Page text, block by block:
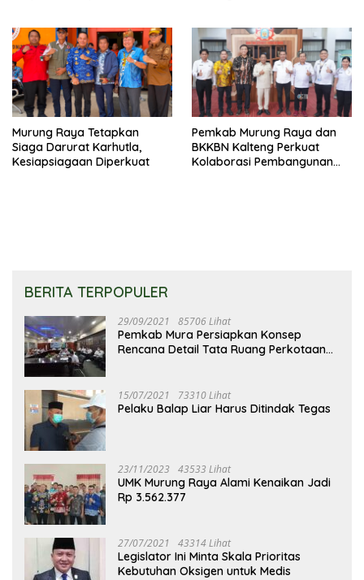
Murung Raya Tetapkan
Siaga Darurat Karhutla,
Kesiapsiagaan Diperkuat
Pemkab Murung Raya dan
BKKBN Kalteng Perkuat
Kolaborasi Pembangunan
BERITA TERPOPULER
29/09/2021 85706 Lihat
Pemkab Mura Persiapkan Konsep
Rencana Detail Tata Ruang Perkotaan
15/07/2021 73310 Lihat
Pelaku Balap Liar Harus Ditindak Tegas
23/11/2023 43533 Lihat
UMK Murung Raya Alami Kenaikan Jadi
Rp 3.562.377
27/07/2021 43314 Lihat
Legislator Ini Minta Skala Prioritas
Kebutuhan Oksigen untuk Medis